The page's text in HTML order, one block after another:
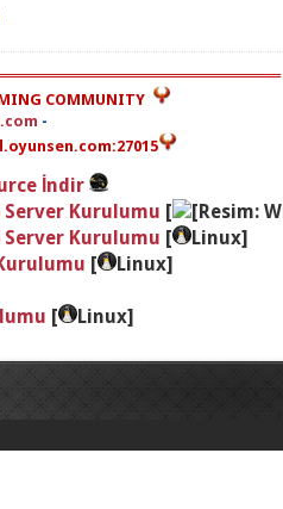
COMMUNITY
-
İndir
Kurulumu [
Kurulumu [
Linux]
[
Linux]
[ Linux]